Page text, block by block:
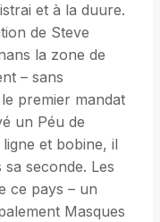
et à la duure.
de Steve
la zone de
– ​​​​​​sans
premier mandat
un Péu de
et bobine, il
seconde. Les
ce pays – un
Masques